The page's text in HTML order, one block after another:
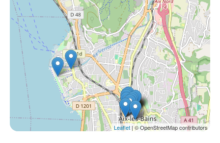
Leaflet | © OpenStreetMap contributors